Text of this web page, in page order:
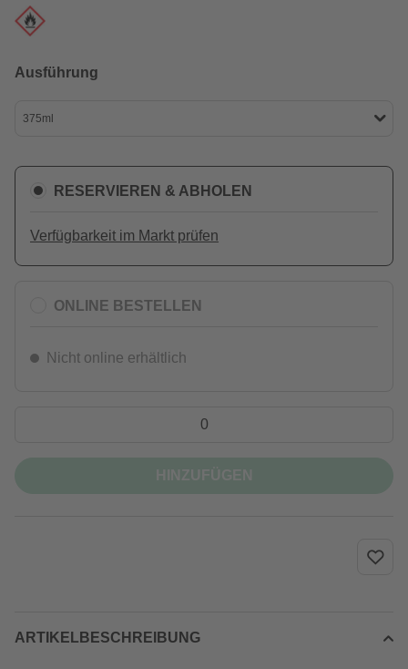
Ausführung
375ml
RESERVIEREN & ABHOLEN
Verfügbarkeit im Markt prüfen
ONLINE BESTELLEN
Nicht online erhältlich
ARTIKELBESCHREIBUNG